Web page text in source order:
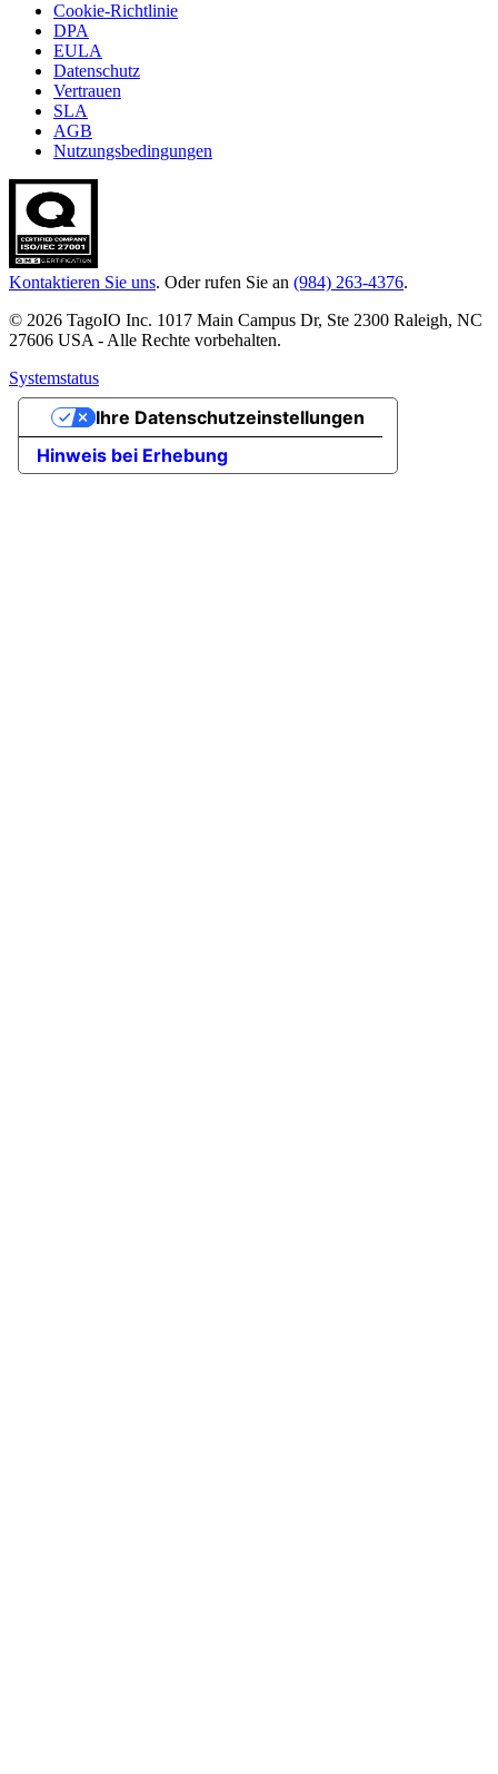
Cookie-Richtlinie
DPA
EULA
Datenschutz
Vertrauen
SLA
AGB
Nutzungsbedingungen
Kontaktieren Sie uns. Oder rufen Sie an (984) 263-4376.
© 2026 TagoIO Inc. 1017 Main Campus Dr, Ste 2300 Raleigh, NC
27606 USA - Alle Rechte vorbehalten.
Systemstatus
Hinweis bei Erhebung
Ihre Datenschutzeinstellungen